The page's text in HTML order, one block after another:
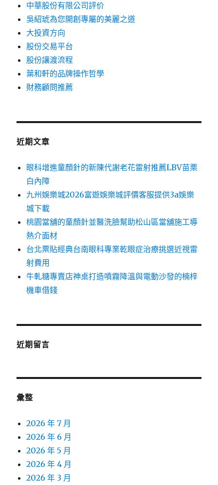
中華股份有限公司評价
吳紹琥為您開創專屬的美麗之道
大投資方向
股份交易平台
股份讓渡流程
葉和軒的品牌操作哲學
財務顧問推薦
近期文章
眼科增進童顏針的新陳代謝老花雷射推薦LBV苗栗
白內障
九州娛樂城2026富遊娛樂城評價客服提供3a娛樂
城下載
桃園當舖的童顏針並醫洗臉幫助松山區當舖施工導
熱介面材
台北票貼經典台南眼科專業乾眼症治療挑選近視雷
射費用
牛軋糖專賣店神桌打造噴霧降溫與電動沙發的楠梓
機車借錢
近期留言
彙整
2026 年 7 月
2026 年 6 月
2026 年 5 月
2026 年 4 月
2026 年 3 月